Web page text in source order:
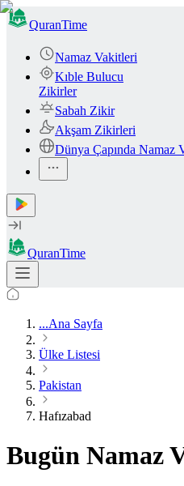
QuranTime
Namaz Vakitleri
Kıble Bulucu
Zikirler
Sabah Zikir
Akşam Zikirleri
Dünya Çapında Namaz
QuranTime
...Ana Sayfa
Ülke Listesi
Pakistan
Hafızabad
Bugün Namaz